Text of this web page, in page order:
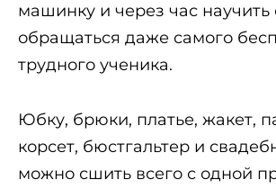
машинку и через час научить
обращаться даже самого
трудного ученика.
Юбку, брюки, платье, жакет,
корсет, бюстгальтер и
можно сшить всего с одной